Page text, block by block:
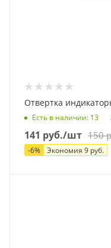
Отвертка
Есть в наличии: 13
141 руб./шт 150
-6% Экономия 9 руб.